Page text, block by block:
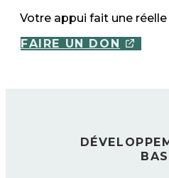
Votre appui fait une
FAIRE UN DON